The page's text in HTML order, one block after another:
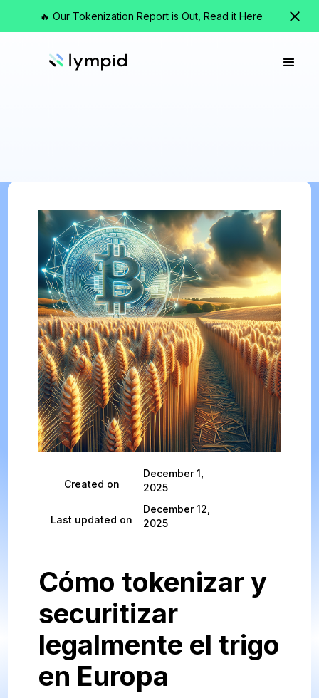
🔥 Our Tokenization Report is Out, Read it Here
Created on
December 1,
2025
Last updated on
December 12,
2025
Cómo tokenizar y
securitizar
legalmente el trigo
en Europa